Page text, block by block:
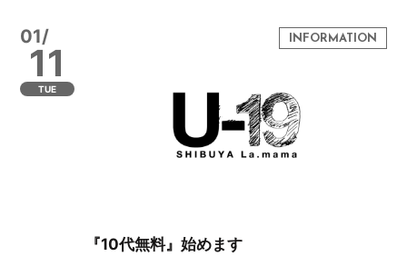
01/
11
TUE
『10代無料』始めます